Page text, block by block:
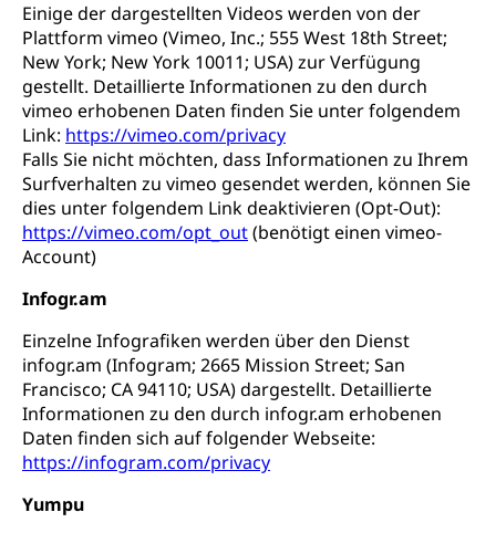
Einige der dargestellten Videos werden von der
Plattform vimeo (Vimeo, Inc.; 555 West 18th Street;
New York; New York 10011; USA) zur Verfügung
gestellt. Detaillierte Informationen zu den durch
vimeo erhobenen Daten finden Sie unter folgendem
Link: https://vimeo.com/privacy
Falls Sie nicht möchten, dass Informationen zu Ihrem
Surfverhalten zu vimeo gesendet werden, können Sie
dies unter folgendem Link deaktivieren (Opt-Out):
https://vimeo.com/opt_out(benötigt einen vimeo-
Account)
Infogr.am
Einzelne Infografiken werden über den Dienst
infogr.am (Infogram; 2665 Mission Street; San
Francisco; CA 94110; USA) dargestellt. Detaillierte
Informationen zu den durch infogr.am erhobenen
Daten finden sich auf folgender Webseite:
https://infogram.com/privacy
Yumpu